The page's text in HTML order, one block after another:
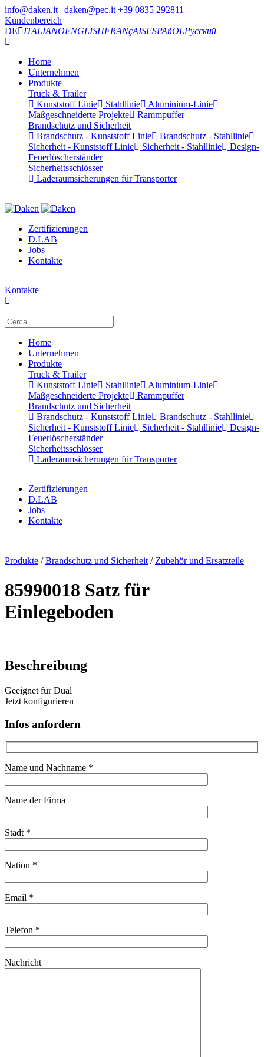
info@daken.it | daken@pec.it +39 0835 292811
Kundenbereich
DE
ITALIANOENGLISHFRANçAISESPAñOLРусский
Home
Unternehmen
Produkte
Truck & Trailer
Kunststoff Linie
Stahllinie
Aluminium-Linie
Maßgeschneiderte Projekte
Rammpuffer
Brandschutz und Sicherheit
Brandschutz - Kunststoff Linie
Brandschutz - Stahllinie
Sicherheit - Kunststoff Linie
Sicherheit - Stahllinie
Design-
Feuerlöscherständer
Sicherheitsschlösser
Laderaumsicherungen für Transporter
Zertifizierungen
D.LAB
Jobs
Kontakte
Kontakte
Home
Unternehmen
Produkte
Truck & Trailer
Kunststoff Linie
Stahllinie
Aluminium-Linie
Maßgeschneiderte Projekte
Rammpuffer
Brandschutz und Sicherheit
Brandschutz - Kunststoff Linie
Brandschutz - Stahllinie
Sicherheit - Kunststoff Linie
Sicherheit - Stahllinie
Design-
Feuerlöscherständer
Sicherheitsschlösser
Laderaumsicherungen für Transporter
Zertifizierungen
D.LAB
Jobs
Kontakte
Produkte /Brandschutz und Sicherheit / Zubehör und Ersatzteile
85990018 Satz für
Einlegeboden
Beschreibung
Geeignet für Dual
Jetzt konfigurieren
Infos anfordern
Name und Nachname *
Name der Firma
Stadt *
Nation *
Email *
Telefon *
Nachricht